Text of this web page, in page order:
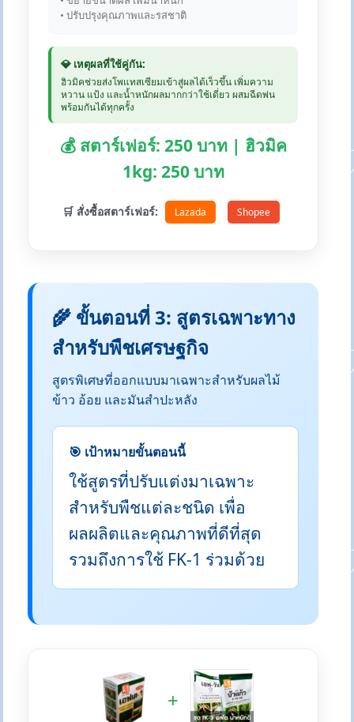
• ปรับปรุงคุณภาพและรสชาติ
💎 เหตุผลที่ใช้คู่กัน:
ฮิวมิคช่วยส่งโพแทสเซียมเข้าสู่ผลได้เร็วขึ้น เพิ่มความ
หวาน แป้ง และน้ำหนักผลมากกว่าใช้เดี่ยว ผสมฉีดพ่น
พร้อมกันได้ทุกครั้ง
💰 สตาร์เฟอร์: 250 บาท | ฮิวมิค
1kg: 250 บาท
🛒 สั่งซื้อสตาร์เฟอร์: Lazada Shopee
🌾 ขั้นตอนที่ 3: สูตรเฉพาะทาง
สำหรับพืชเศรษฐกิจ
สูตรพิเศษที่ออกแบบมาเฉพาะสำหรับผลไม้
ข้าว อ้อย และมันสำปะหลัง
🎯 เป้าหมายขั้นตอนนี้
ใช้สูตรที่ปรับแต่งมาเฉพาะ
สำหรับพืชแต่ละชนิด เพื่อ
ผลผลิตและคุณภาพที่ดีที่สุด
รวมถึงการใช้ FK-1 ร่วมด้วย
+